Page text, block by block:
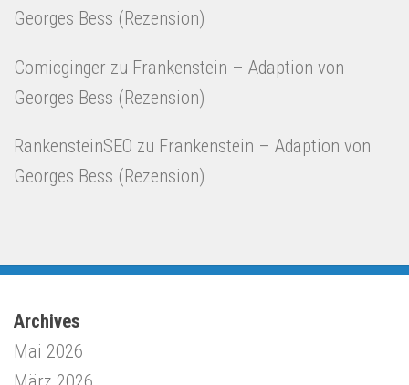
Georges Bess (Rezension)
Comicginger zu Frankenstein – Adaption von
Georges Bess (Rezension)
RankensteinSEO zu Frankenstein – Adaption von
Georges Bess (Rezension)
Archives
Mai 2026